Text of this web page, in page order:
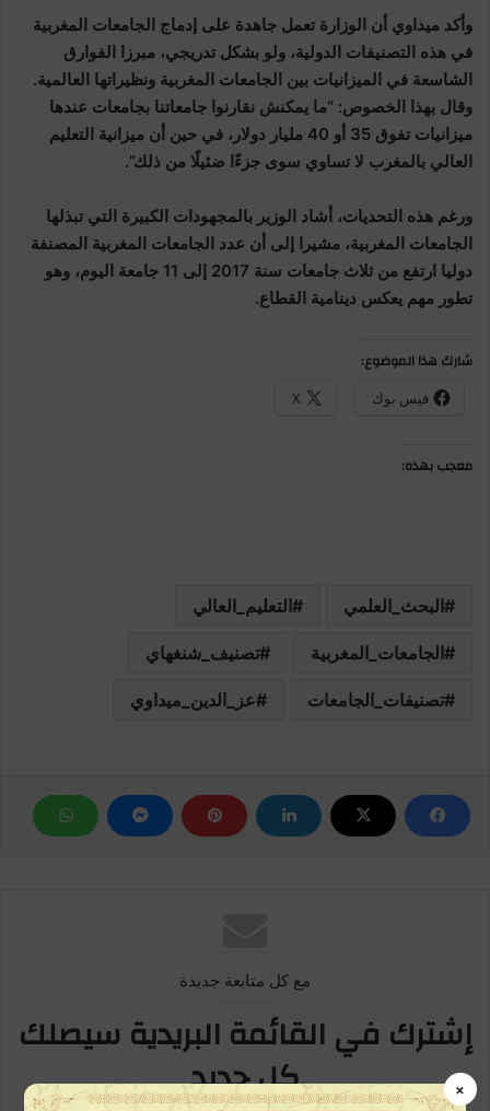
وأكد ميداوي أن الوزارة تعمل جاهدة على إدماج الجامعات المغربية
في هذه التصنيفات الدولية، ولو بشكل تدريجي، مبرزا الفوارق
الشاسعة في الميزانيات بين الجامعات المغربية ونظيراتها العالمية.
وقال بهذا الخصوص: “ما يمكنش نقارنوا جامعاتنا بجامعات عندها
ميزانيات تفوق 35 أو 40 مليار دولار، في حين أن ميزانية التعليم
العالي بالمغرب لا تساوي سوى جزءًا ضئيلًا من ذلك”.
ورغم هذه التحديات، أشاد الوزير بالمجهودات الكبيرة التي تبذلها
الجامعات المغربية، مشيرا إلى أن عدد الجامعات المغربية المصنفة
دوليا ارتفع من ثلاث جامعات سنة 2017 إلى 11 جامعة اليوم، وهو
تطور مهم يعكس دينامية القطاع.
شارك هذا الموضوع:
فيس بوك X
معجب بهذه:
البحث_العلمي التعليم_العالي
الجامعات_المغربية تصنيف_شنغهاي
تصنيفات_الجامعات عز_الدين_ميداوي
مع كل متابعة جديدة
إشترك في القائمة البريدية سيصلك
كل جديد ×